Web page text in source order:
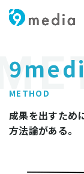
METHOD
成果を出すため
方法論がある。